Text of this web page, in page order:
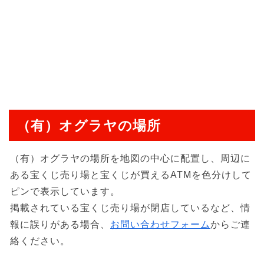
（有）オグラヤの場所
（有）オグラヤの場所を地図の中心に配置し、周辺に
ある宝くじ売り場と宝くじが買えるATMを色分けして
ピンで表示しています。
掲載されている宝くじ売り場が閉店しているなど、情
報に誤りがある場合、 お問い合わせフォームからご連
絡ください。